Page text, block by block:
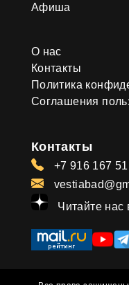
Афиша
О нас
Контакты
Политика
Соглашения
Контакты
+7 916 167
Читайте нас